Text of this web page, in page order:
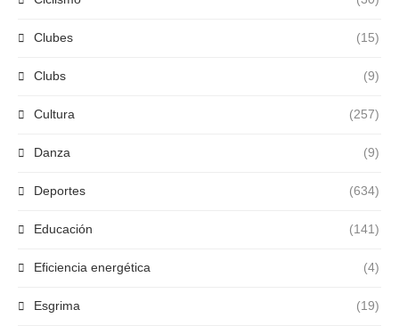
Clubes (15)
Clubs (9)
Cultura (257)
Danza (9)
Deportes (634)
Educación (141)
Eficiencia energética (4)
Esgrima (19)